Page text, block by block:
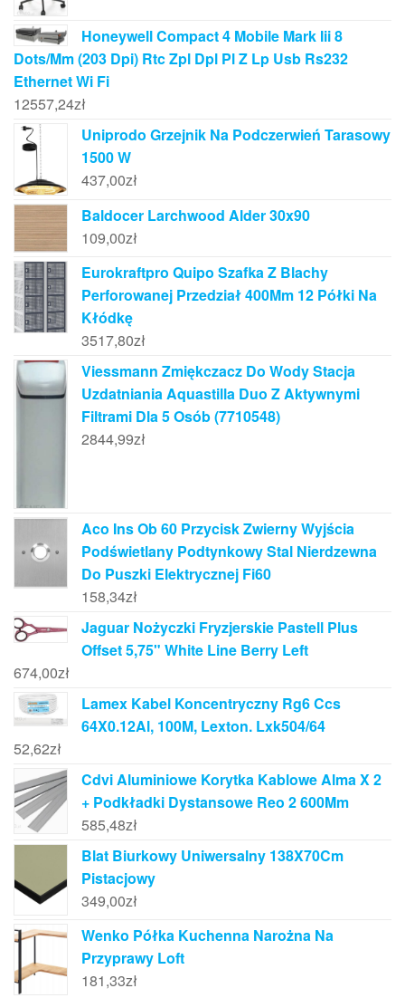
Honeywell Compact 4 Mobile Mark Iii 8
Dots/Mm (203 Dpi) Rtc Zpl Dpl Pl Z Lp Usb Rs232
Ethernet Wi Fi
12557,24zł
Uniprodo Grzejnik Na Podczerwień Tarasowy
1500 W
437,00zł
Baldocer Larchwood Alder 30x90
109,00zł
Eurokraftpro Quipo Szafka Z Blachy
Perforowanej Przedział 400Mm 12 Półki Na
Kłódkę
3517,80zł
Viessmann Zmiękczacz Do Wody Stacja
Uzdatniania Aquastilla Duo Z Aktywnymi
Filtrami Dla 5 Osób (7710548)
2844,99zł
Aco Ins Ob 60 Przycisk Zwierny Wyjścia
Podświetlany Podtynkowy Stal Nierdzewna
Do Puszki Elektrycznej Fi60
158,34zł
Jaguar Nożyczki Fryzjerskie Pastell Plus
Offset 5,75" White Line Berry Left
674,00zł
Lamex Kabel Koncentryczny Rg6 Ccs
64X0.12Al, 100M, Lexton. Lxk504/64
52,62zł
Cdvi Aluminiowe Korytka Kablowe Alma X 2
+ Podkładki Dystansowe Reo 2 600Mm
585,48zł
Blat Biurkowy Uniwersalny 138X70Cm
Pistacjowy
349,00zł
Wenko Półka Kuchenna Narożna Na
Przyprawy Loft
181,33zł